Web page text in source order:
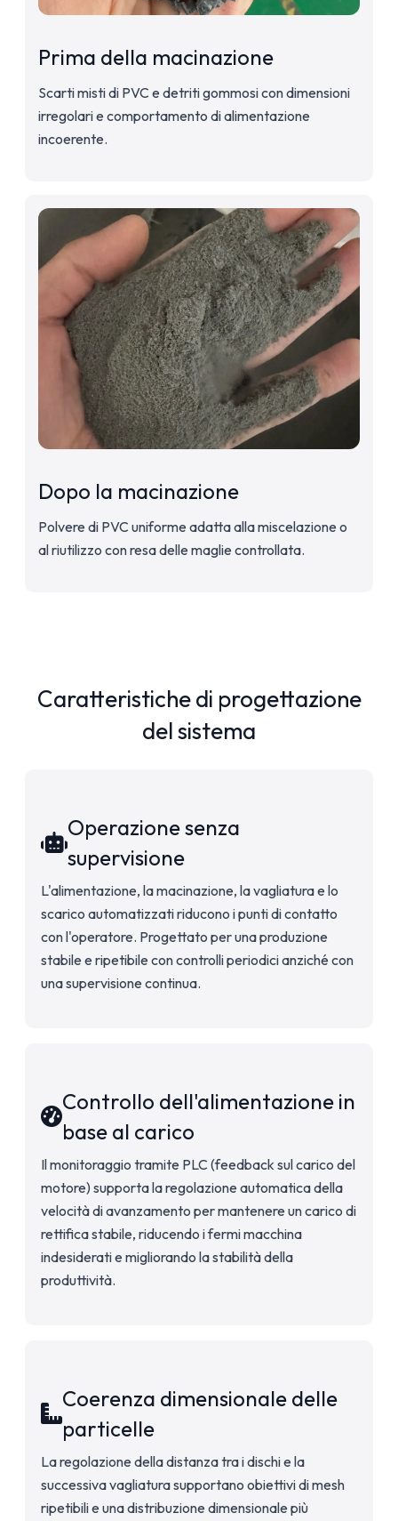
Prima della macinazione
Scarti misti di PVC e detriti gommosi con dimensioni
irregolari e comportamento di alimentazione
incoerente.
Dopo la macinazione
Polvere di PVC uniforme adatta alla miscelazione o
al riutilizzo con resa delle maglie controllata.
Caratteristiche di progettazione
del sistema
Operazione senza
supervisione
L'alimentazione, la macinazione, la vagliatura e lo
scarico automatizzati riducono i punti di contatto
con l'operatore. Progettato per una produzione
stabile e ripetibile con controlli periodici anziché con
una supervisione continua.
Controllo dell'alimentazione in
base al carico
Il monitoraggio tramite PLC (feedback sul carico del
motore) supporta la regolazione automatica della
velocità di avanzamento per mantenere un carico di
rettifica stabile, riducendo i fermi macchina
indesiderati e migliorando la stabilità della
produttività.
Coerenza dimensionale delle
particelle
La regolazione della distanza tra i dischi e la
successiva vagliatura supportano obiettivi di mesh
ripetibili e una distribuzione dimensionale più